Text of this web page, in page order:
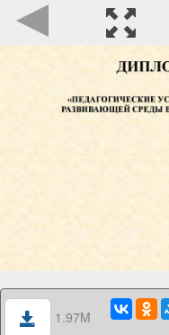
1.97M